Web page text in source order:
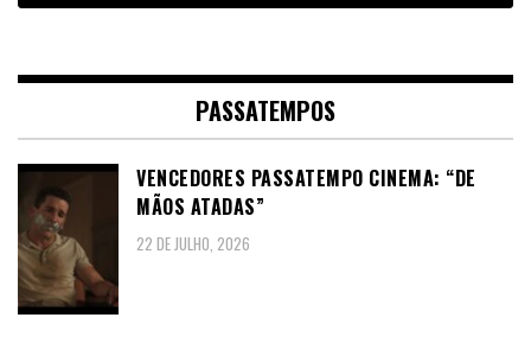
PASSATEMPOS
VENCEDORES PASSATEMPO CINEMA: “DE
MÃOS ATADAS”
22 DE JULHO, 2026